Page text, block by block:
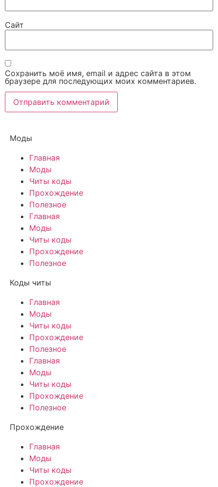
Сайт
Сохранить моё имя, email и адрес сайта в этом
браузере для последующих моих комментариев.
Моды
Главная
Моды
Читы коды
Прохождение
Полезное
Главная
Моды
Читы коды
Прохождение
Полезное
Коды читы
Главная
Моды
Читы коды
Прохождение
Полезное
Главная
Моды
Читы коды
Прохождение
Полезное
Прохождение
Главная
Моды
Читы коды
Прохождение